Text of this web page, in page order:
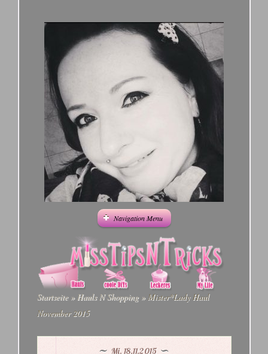
Navigation Menu
Startseite » Hauls N Shopping »Mister*Lady Haul
November 2015
Mi. 18.11.2015